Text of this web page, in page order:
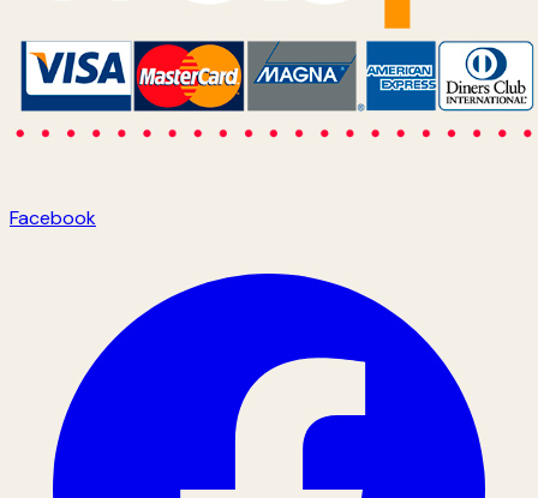
Facebook